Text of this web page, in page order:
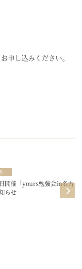
申し込みください。
開催「yours勉強会in名古
らせ